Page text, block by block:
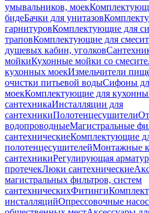
умывальников, моек
бидеБачки для унитазов
гарнитуровКомплектующие для
траповКомплектующие для
душевых кабин, уголков
мойкиКухонные мойки со
кухонных моекИзмельчители
очистки питьевой водыСифоны
моекКомплектующие для
сантехникаИнсталляции для
сантехникиПолотенцесушители
водопроводныеМагистральные
сантехническиеКомплектующие
полотенцесушителейМонтажные
сантехникиРегулирующая
протечекЛюки сантехнические
магистральных фильтров, систем
сантехническихФитинги
инсталляцийОпрессовочные